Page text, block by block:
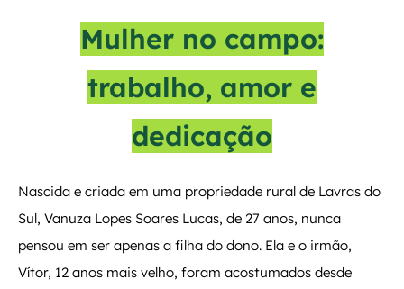
Mulher no campo:
trabalho, amor e
dedicação
Nascida e criada em uma propriedade rural de Lavras do
Sul, Vanuza Lopes Soares Lucas, de 27 anos, nunca
pensou em ser apenas a filha do dono. Ela e o irmão,
Vítor, 12 anos mais velho, foram acostumados desde